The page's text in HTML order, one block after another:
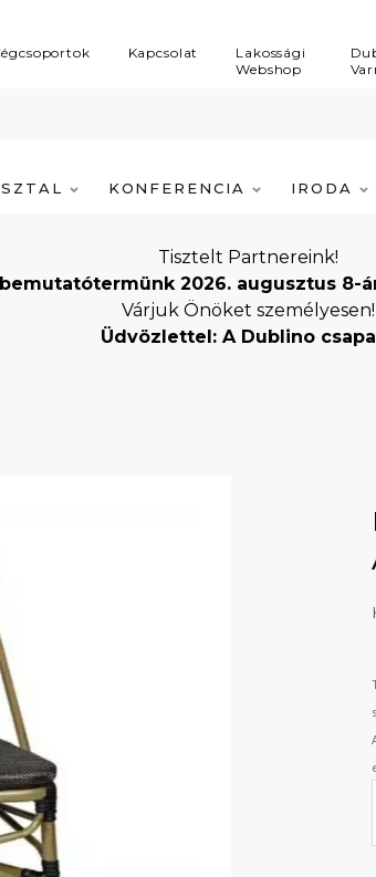
Kapcsolat
Lakossági
Webshop
KONFERENCIA IRODA
Tisztelt Partnereink!
2026. augusztus 8-
Várjuk Önöket személyesen!
Üdvözlettel: A Dublino